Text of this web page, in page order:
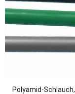
Polyamid-